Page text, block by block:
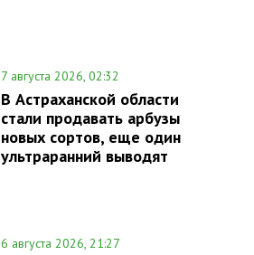
7 августа 2026, 02:32
В Астраханской области
стали продавать арбузы
новых сортов, еще один
ультраранний выводят
6 августа 2026, 21:27